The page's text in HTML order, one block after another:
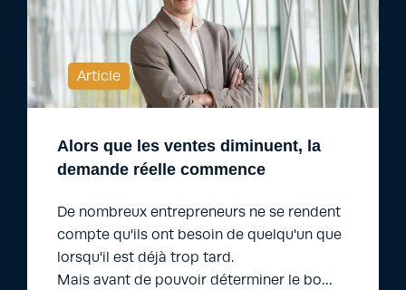
Article
Alors que les ventes diminuent, la
demande réelle commence
De nombreux entrepreneurs ne se rendent
compte qu'ils ont besoin de quelqu'un que
lorsqu'il est déjà trop tard.
Mais avant de pouvoir déterminer le bo…